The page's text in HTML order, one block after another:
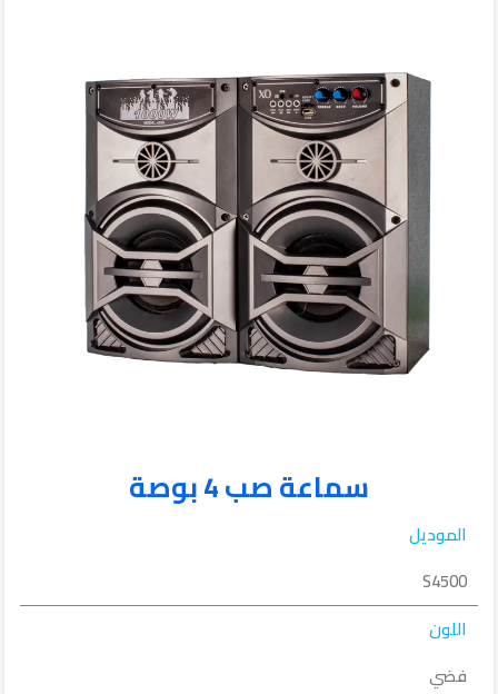
سماعة صب 4 بوصة
الموديل
S4500
اللون
فضي